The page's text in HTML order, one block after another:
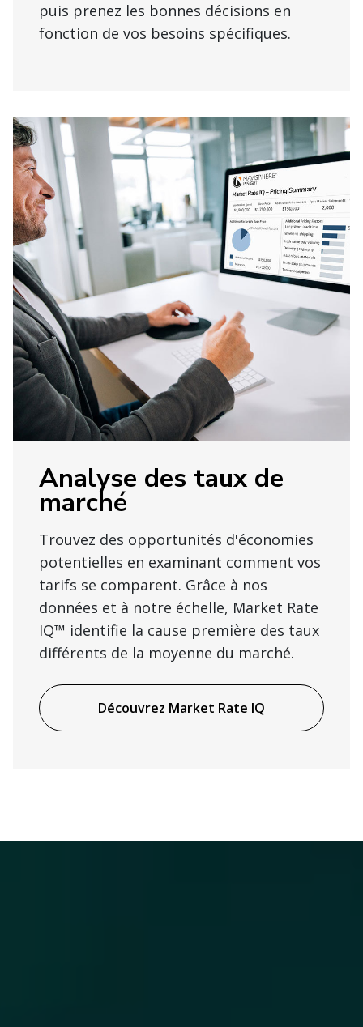
puis prenez les bonnes décisions en
fonction de vos besoins spécifiques.
Analyse des taux de
marché
Trouvez des opportunités d'économies
potentielles en examinant comment vos
tarifs se comparent. Grâce à nos
données et à notre échelle, Market Rate
IQ™ identifie la cause première des taux
différents de la moyenne du marché.
Découvrez Market Rate IQ